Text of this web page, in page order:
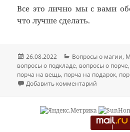
Все это лично мы с вами
что лучше сделать.
Опубликовано
26.08.2022 Рубрики
Вопросы о магии,
вопросы о подкладе, вопросы о порче
порча на вещь, порча на подарок,
Добавить комментарий